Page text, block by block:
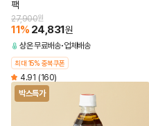
팩
27,900원
11% 24,831원
상온무료배송 업체배송
최대 15% 중복쿠폰
4.91 (160)
박스특가